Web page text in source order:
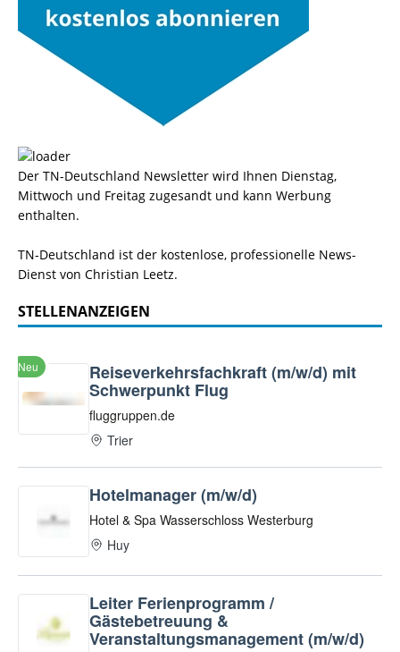
Der TN-Deutschland Newsletter wird Ihnen Dienstag,
Mittwoch und Freitag zugesandt und kann Werbung
enthalten.
TN-Deutschland ist der kostenlose, professionelle News-
Dienst von Christian Leetz.
STELLENANZEIGEN